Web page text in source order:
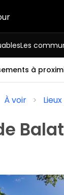
Les
à
À voir